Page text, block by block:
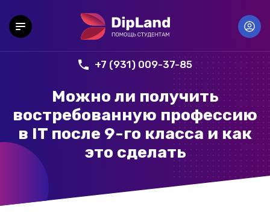
+7 (931) 009-37-85
Можно ли получить
востребованную профессию
в IT после 9-го класса и как
это сделать